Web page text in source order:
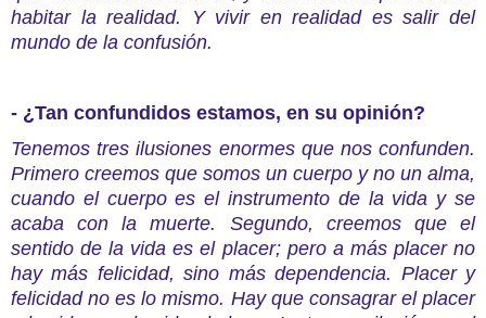
habitar la realidad. Y vivir en realidad es salir del
mundo de la confusión.
- ¿Tan confundidos estamos, en su opinión?
Tenemos tres ilusiones enormes que nos confunden.
Primero creemos que somos un cuerpo y no un alma,
cuando el cuerpo es el instrumento de la vida y se
acaba con la muerte. Segundo, creemos que el
sentido de la vida es el placer; pero a más placer no
hay más felicidad, sino más dependencia. Placer y
felicidad no es lo mismo. Hay que consagrar el placer